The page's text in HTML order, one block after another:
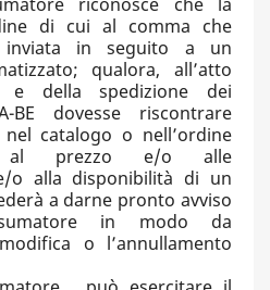
di cui al comma che
inviata in seguito a un
qualora, all’atto
e della spedizione dei
BE dovesse riscontrare
catalogo o nell’ordine
al prezzo e/o alle
o alla disponibilità di un
a darne pronto avviso
in modo da
o l’annullamento